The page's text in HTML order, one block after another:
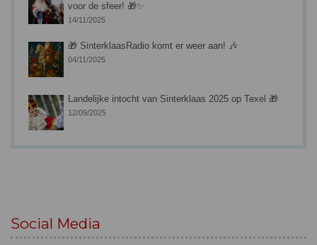
voor de sfeer! 🎁✨
14/11/2025
🎁 SinterklaasRadio komt er weer aan! 🎶
04/11/2025
Landelijke intocht van Sinterklaas 2025 op Texel 🎁
12/09/2025
Social Media